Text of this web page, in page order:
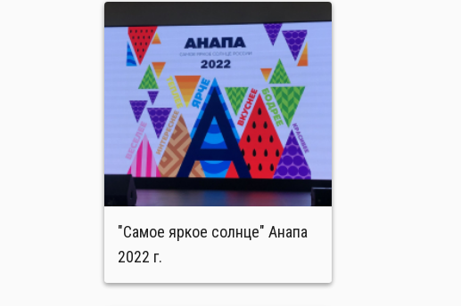
"Самое яркое солнце" Анапа
2022 г.